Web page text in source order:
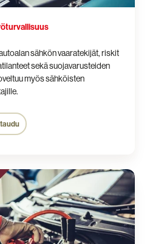
sähkön vaaratekijät, riskit
sekä suojavarusteiden
myös sähköisten